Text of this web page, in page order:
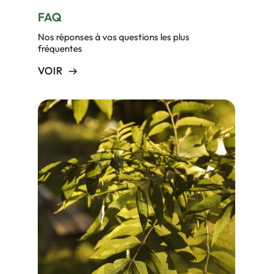
FAQ
Nos réponses à vos questions les plus
fréquentes
VOIR